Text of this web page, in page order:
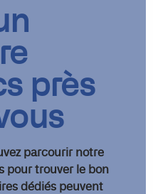
près
parcourir notre
pour trouver le bon
dédiés peuvent